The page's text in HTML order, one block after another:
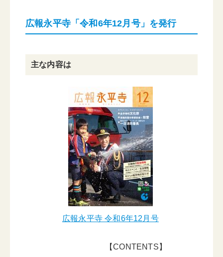
広報永平寺「令和6年12月号」を発行
主な内容は
広報永平寺 令和6年12月号
【CONTENTS】